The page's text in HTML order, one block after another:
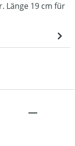
Länge 19 cm für